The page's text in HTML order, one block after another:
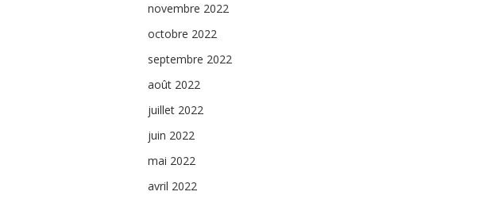
novembre 2022
octobre 2022
septembre 2022
août 2022
juillet 2022
juin 2022
mai 2022
avril 2022